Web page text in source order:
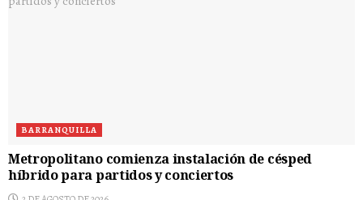
BARRANQUILLA
Metropolitano comienza instalación de césped
híbrido para partidos y conciertos